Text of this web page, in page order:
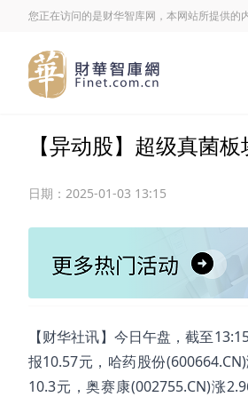
您正在访问的是财华智库网，本网站所提供的
【异动股】超级真菌
日期： 2025-01-03 13:15
【财华社讯】今日午盘，截至
报10.57元，哈药股份
10.3元，奥赛康(002755.CN)涨